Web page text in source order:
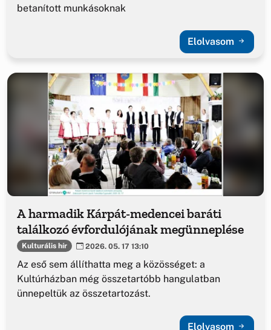
betanított munkásoknak
Elolvasom
A harmadik Kárpát-medencei baráti
találkozó évfordulójának megünneplése
Kulturális hír 2026. 05. 17 13:10
Az eső sem állíthatta meg a közösséget: a
Kultúrházban még összetartóbb hangulatban
ünnepeltük az összetartozást.
Elolvasom